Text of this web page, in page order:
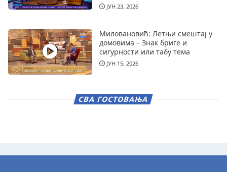
ЈУН 23, 2026
Миловановић: Летњи смештај у
домовима – Знак бриге и
сигурности или табу тема
ЈУН 15, 2026
СВА ГОСТОВАЊА